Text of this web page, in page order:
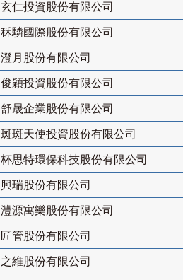
玄仁投資股份有限公司
秝驎國際股份有限公司
澄月股份有限公司
俊穎投資股份有限公司
舒晟企業股份有限公司
斑斑天使投資股份有限公司
杯思特環保科技股份有限公司
興瑞股份有限公司
灃源寓樂股份有限公司
匠管股份有限公司
之維股份有限公司